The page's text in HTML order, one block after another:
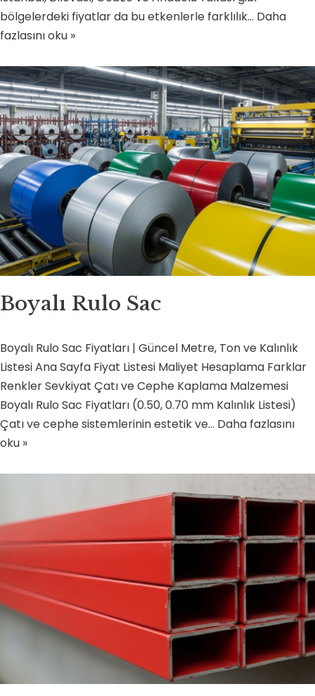
bölgelerdeki fiyatlar da bu etkenlerle farklılık… Daha
fazlasını oku »
Boyalı Rulo Sac
Boyalı Rulo Sac Fiyatları | Güncel Metre, Ton ve Kalınlık
Listesi Ana Sayfa Fiyat Listesi Maliyet Hesaplama Farklar
Renkler Sevkiyat Çatı ve Cephe Kaplama Malzemesi
Boyalı Rulo Sac Fiyatları (0.50, 0.70 mm Kalınlık Listesi)
Çatı ve cephe sistemlerinin estetik ve… Daha fazlasını
oku »